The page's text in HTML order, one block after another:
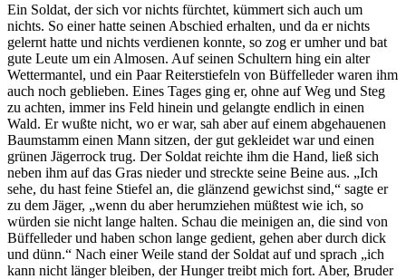
Ein Soldat, der sich vor nichts fürchtet, kümmert sich auch um
nichts. So einer hatte seinen Abschied erhalten, und da er nichts
gelernt hatte und nichts verdienen konnte, so zog er umher und bat
gute Leute um ein Almosen. Auf seinen Schultern hing ein alter
Wettermantel, und ein Paar Reiterstiefeln von Büffelleder waren ihm
auch noch geblieben. Eines Tages ging er, ohne auf Weg und Steg
zu achten, immer ins Feld hinein und gelangte endlich in einen
Wald. Er wußte nicht, wo er war, sah aber auf einem abgehauenen
Baumstamm einen Mann sitzen, der gut gekleidet war und einen
grünen Jägerrock trug. Der Soldat reichte ihm die Hand, ließ sich
neben ihm auf das Gras nieder und streckte seine Beine aus. „Ich
sehe, du hast feine Stiefel an, die glänzend gewichst sind,“ sagte er
zu dem Jäger, „wenn du aber herumziehen müßtest wie ich, so
würden sie nicht lange halten. Schau die meinigen an, die sind von
Büffelleder und haben schon lange gedient, gehen aber durch dick
und dünn.“ Nach einer Weile stand der Soldat auf und sprach „ich
kann nicht länger bleiben, der Hunger treibt mich fort. Aber, Bruder